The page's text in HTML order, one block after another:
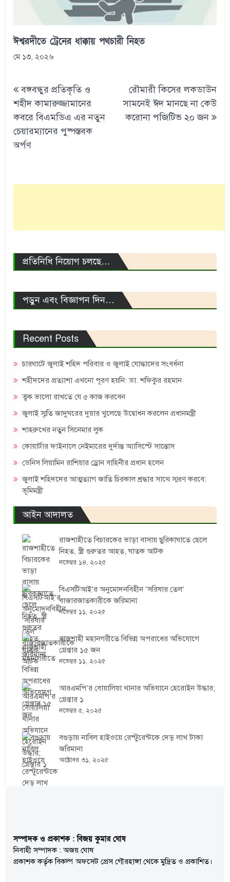
ঈশ্বরদীতে ট্রেনের ধাক্কায় পথচারী নিহত
মে ১৩, ২০২৬
navigation
বঙ্গবন্ধুর প্রতিকৃতি ও
শহীদ কামারুজ্জামানের
কবরে বিএমডিএ এর নতুন
চেয়ারম্যানের পুষ্পস্তবক
অর্পণ
রৌমারী কিসের লকডাউন
সামনেই ঈদ মানছে না কেউ
করোনা পজিটিভ ২০ জন
প্রতিনিধি নিয়োগ চলছে…
পড়ুন এবং বিজ্ঞাপন দিন…
Recent Posts
চারঘাটে জুলাই শহিদ পরিবার ও জুলাই যোদ্ধাদের সংবর্ধনা
শহীদদের প্রত্যাশা এখনো পূরণ হয়নি: ডা. শফিকুর রহমান
ত্বক ভালো রাখতে যে ৫ কাজ করবেন
জুলাই স্মৃতি জাদুঘরের দুয়ার খুলেছে উদ্বোধন করলেন প্রধানমন্ত্রী
শাহরুখের নতুন সিনেমার লুক
কোয়ার্টার ফাইনালে নেইমারের দুর্দান্ত অ্যাসিস্টে সান্তোস
ডেনিস লিয়ামিন রাশিয়ার ড্রোন বাহিনীর প্রধান হলেন
জুলাই শহিদদের আত্মত্যাগ জাতি চিরকাল শ্রদ্ধার সাথে স্মরণ করবে:
ভূমিমন্ত্রী
আইন আদালত
রাজশাহীতে বিচারকের ভাড়া বাসায় ছুরিকাঘাতে ছেলে
নিহত, স্ত্রী গুরুতর আহত, ঘাতক আটক
নভেম্বর ১৪, ২০২৫
বিএসটিআই’র অনুমোদনবিহীন ‘সরিষার তেল’
বাজারজাতকারীকে জরিমানা
নভেম্বর ১১, ২০২৫
রাজশাহী মহানগরীতে বিভিন্ন অপরাধের অভিযোগে
গ্রেপ্তার ১৫ জন
নভেম্বর ১১, ২০২৫
আরএমপি’র বোয়ালিয়া থানার অভিযানে হেরোইন উদ্ধার;
গ্রেপ্তার ১
নভেম্বর ৫, ২০২৫
বগুড়ায় নাবিল হাইওয়ে রেস্টুরেন্টকে দেড় লাখ টাকা
জরিমানা
অক্টোবর ৩১, ২০২৫
সম্পাদক ও প্রকাশক : বিজয় কুমার ঘোষ
নিবাহী সম্পাদক : অজয় ঘোষ
প্রকাশক কর্তৃক বিকল্প অফসেট প্রেস গৌরহাঙ্গা থেকে মুদ্রিত ও প্রকাশিত।